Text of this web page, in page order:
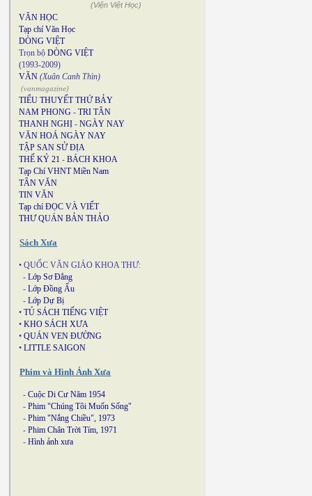
(Viện Việt Học)
VĂN HỌC
Tạp chí Văn Học
DÒNG VIỆT
Trọn bộ DÒNG VIỆT
(1993-2009)
VĂN (Xuân Canh Thìn)
(vanmagazine)
TIỂU THUYẾT THỨ BẢY
NAM PHONG - TRI TÂN
THANH NGHỊ - NGÀY NAY
VĂN HOÁ NGÀY NAY
TẬP SAN SỬ ĐỊA
THẾ KỶ 21 - BÁCH KHOA
Tạp Chí VHNT Miền Nam
TÂN VĂN
TIN VĂN
Tạp chí ĐỌC VÀ VIẾT
THƯ QUÁN BẢN THẢO
Sách Xưa
• QUỐC VĂN GIÁO KHOA THƯ:
- Lớp Sơ Đẳng
- Lớp Đồng Ấu
- Lớp Dự Bị
• TỦ SÁCH TIẾNG VIỆT
• KHO SÁCH XƯA
• QUÁN VEN ĐƯỜNG
• LITTLE SAIGON
Phim và Hình Ảnh Xưa
- Cuộc Di Cư Năm 1954
- Phim "Chúng Tôi Muốn Sống"
- Phim "Nắng Chiều", 1973
- Phim Chân Trời Tím, 1971
- Hình ảnh xưa